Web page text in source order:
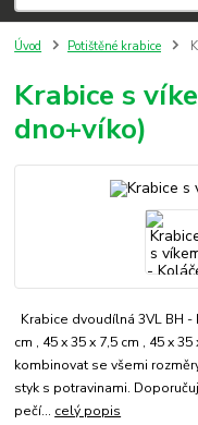
Úvod Potištěné krabice
Krabice s
dno+víko)
Krabice dvoudílná 3VL BH
cm , 45 x 35 x 7,5 cm , 45 x
kombinovat se všemi
styk s potravinami.
pečí... celý popis